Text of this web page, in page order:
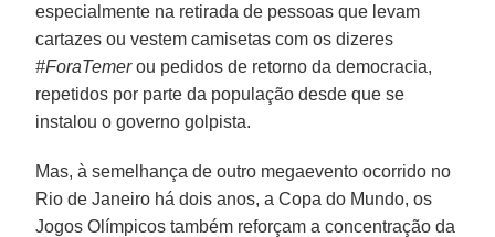
especialmente na retirada de pessoas que levam
cartazes ou vestem camisetas com os dizeres
#ForaTemerou pedidos de retorno da democracia,
repetidos por parte da população desde que se
instalou o governo golpista.
Mas, à semelhança de outro megaevento ocorrido no
Rio de Janeiro há dois anos, a Copa do Mundo, os
Jogos Olímpicos também reforçam a concentração da